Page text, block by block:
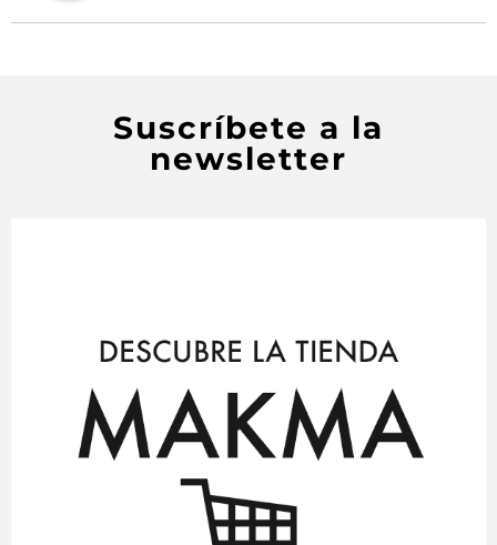
Suscríbete a la
newsletter